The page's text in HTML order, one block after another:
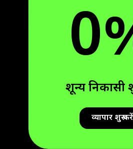
शून्य निकासी
व्यापार शुरू करें